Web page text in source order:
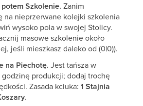
Szkolenie. Zanim
na nieprzerwane kolejki szkolenia
wysoko pola w swojej Stolicy.
masowe szkolenie około
jeśli mieszkasz daleko od (0|0)).
na Piechotę. Jest tańsza w
produkcji; dodaj trochę
Zasada kciuka: 1 Stajnia